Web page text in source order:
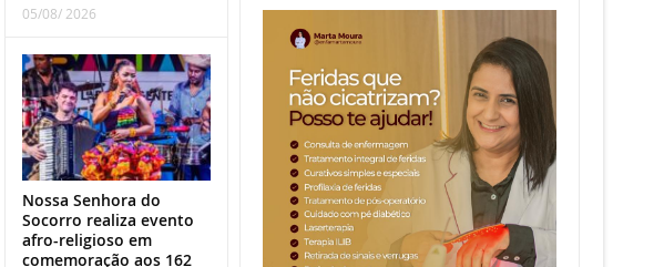
05/08/ 2026
Nossa Senhora do
Socorro realiza evento
afro-religioso em
comemoração aos 162